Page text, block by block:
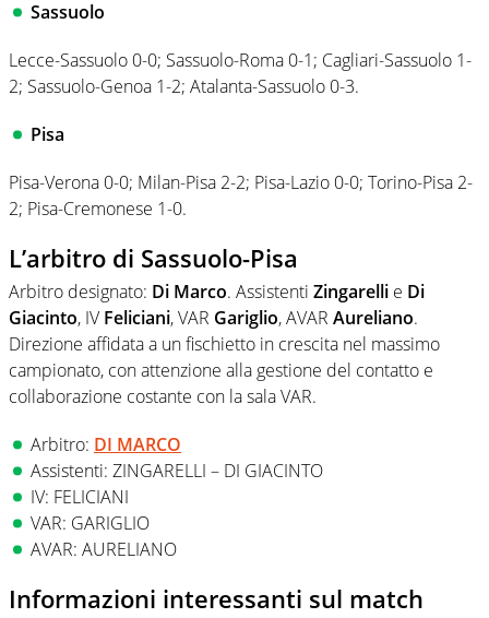
Sassuolo
Lecce-Sassuolo 0-0; Sassuolo-Roma 0-1; Cagliari-Sassuolo 1-
2; Sassuolo-Genoa 1-2; Atalanta-Sassuolo 0-3.
Pisa
Pisa-Verona 0-0; Milan-Pisa 2-2; Pisa-Lazio 0-0; Torino-Pisa 2-
2; Pisa-Cremonese 1-0.
L’arbitro di Sassuolo-Pisa
Arbitro designato: Di Marco. Assistenti Zingarelli e Di
Giacinto, IV Feliciani, VAR Gariglio, AVAR Aureliano.
Direzione affidata a un fischietto in crescita nel massimo
campionato, con attenzione alla gestione del contatto e
collaborazione costante con la sala VAR.
Arbitro: DI MARCO
Assistenti: ZINGARELLI – DI GIACINTO
IV: FELICIANI
VAR: GARIGLIO
AVAR: AURELIANO
Informazioni interessanti sul match